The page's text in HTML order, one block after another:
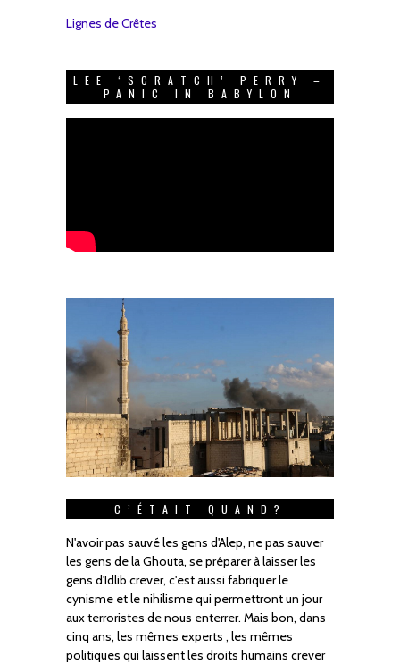
Lignes de Crêtes
LEE ‘SCRATCH’ PERRY –
PANIC IN BABYLON
C’ÉTAIT QUAND?
N'avoir pas sauvé les gens d'Alep, ne pas sauver
les gens de la Ghouta, se préparer à laisser les
gens d'Idlib crever, c'est aussi fabriquer le
cynisme et le nihilisme qui permettront un jour
aux terroristes de nous enterrer. Mais bon, dans
cinq ans, les mêmes experts , les mêmes
politiques qui laissent les droits humains crever